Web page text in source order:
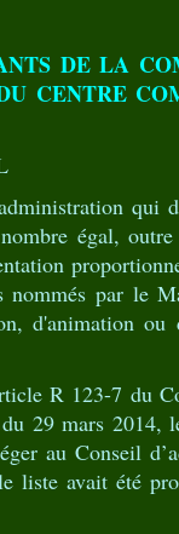
DE LA
CENTRE
qui
égal,
par le
d'animation ou
R 123-7 du
29 mars 2014,
au Conseil
liste avait été